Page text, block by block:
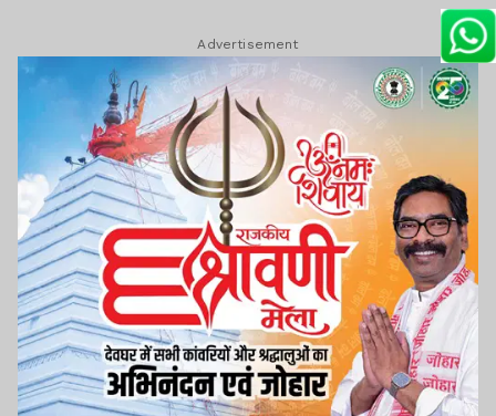
Advertisement